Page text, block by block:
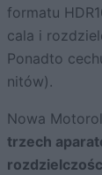
formatu
cala i
Ponadto
nitów).
Nowa
trzech